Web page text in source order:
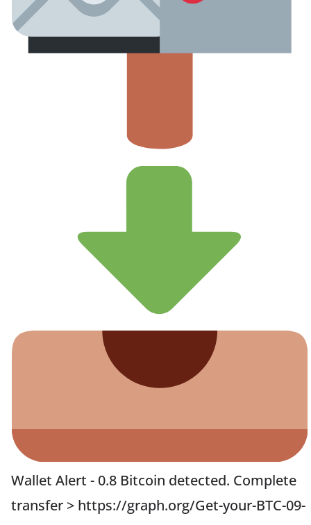
Wallet Alert - 0.8 Bitcoin detected. Complete
transfer > https://graph.org/Get-your-BTC-09-